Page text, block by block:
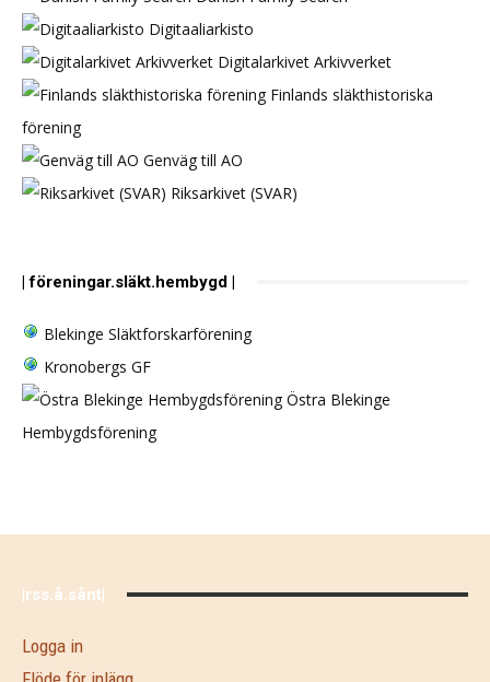
Digitaaliarkisto
Digitalarkivet Arkivverket
Finlands släkthistoriska
förening
Genväg till AO
Riksarkivet (SVAR)
| föreningar.släkt.hembygd |
Blekinge Släktforskarförening
Kronobergs GF
Östra Blekinge
Hembygdsförening
|rss.å.sånt|
Logga in